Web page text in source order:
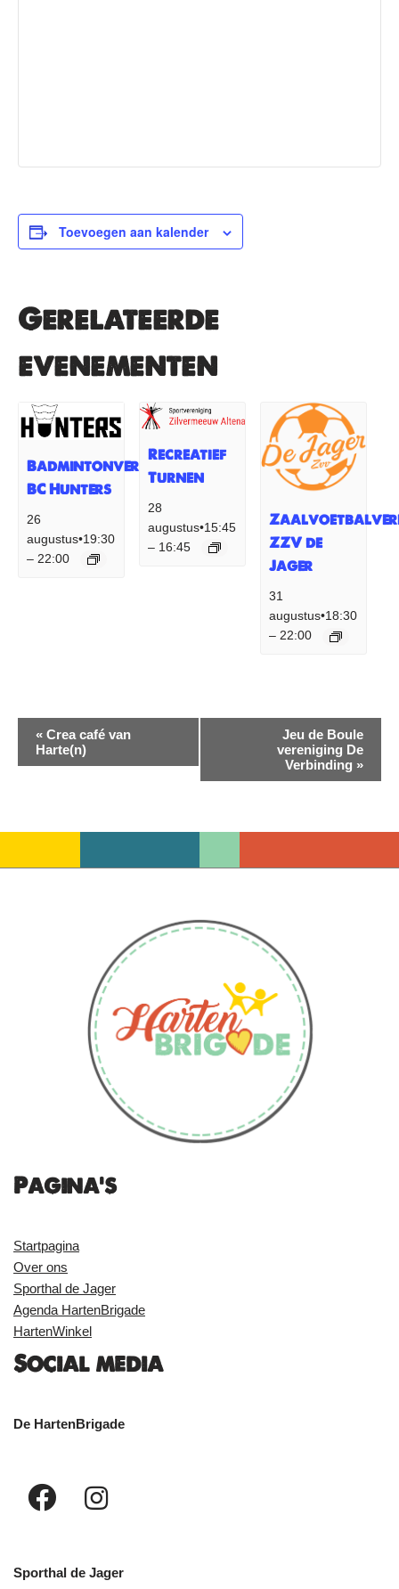
Toevoegen aan kalender
Gerelateerde
evenementen
Badmintonvereniging
BC Hunters
26
augustus•19:30
– 22:00
Recreatief
Turnen
28
augustus•15:45
– 16:45
ZZV de
Jager
31
augustus•18:30
–22:00
Evenement
Navigatie
« Crea café van
Harte(n)
Jeu de Boule
vereniging De
Verbinding »
Pagina's
Startpagina
Over ons
Sporthal de Jager
Agenda HartenBrigade
HartenWinkel
Social media
De HartenBrigade
Sporthal de Jager